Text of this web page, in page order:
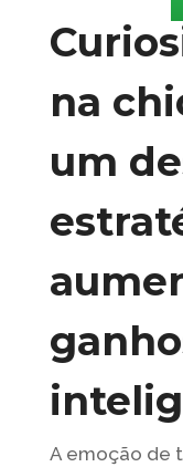
na
um
A emoção de